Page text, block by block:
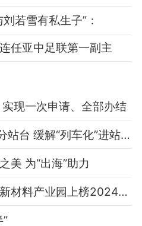
若雪有私生子”：
任亚中足联第一副主
现一次申请、全部办结
4个公交大站10日启用分站台 缓解“列车化”进站现象
美 为“出海”助力
福州可门港经济区化工新材料产业园上榜2024化工园区综合竞争力百强名单